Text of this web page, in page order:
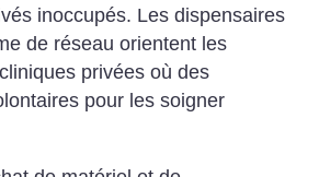
inoccupés. Les dispensaires
de réseau orientent les
privées où des
pour les soigner